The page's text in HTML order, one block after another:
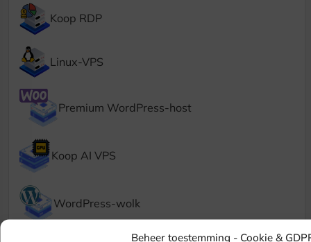
Beheer toestemming - Cookie &
Koop RDP
Linux-VPS
Premium WordPress-host
Koop AI VPS
WordPress-wolk